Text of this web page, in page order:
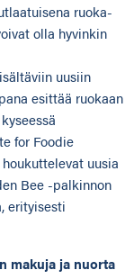
ruoka-
olla hyvinkin
uusiin
esittää ruokaan
for Foodie
uusia
Bee -palkinnon
erityisesti
makuja ja nuorta